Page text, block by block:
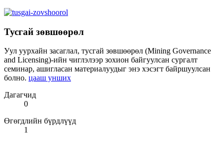
Тусгай зөвшөөрөл
Уул уурхайн засаглал, тусгай зөвшөөрөл (Mining Governance
and Licensing)-ийн чиглэлээр зохион байгуулсан сургалт
семинар, ашигласан материалуудыг энэ хэсэгт байршуулсан
болно. цааш унших
Дагагчид
0
Өгөгдлийн бүрдлүүд
1